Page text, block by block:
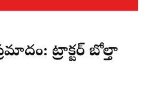
ట్రాక్టర్ బోల్తా